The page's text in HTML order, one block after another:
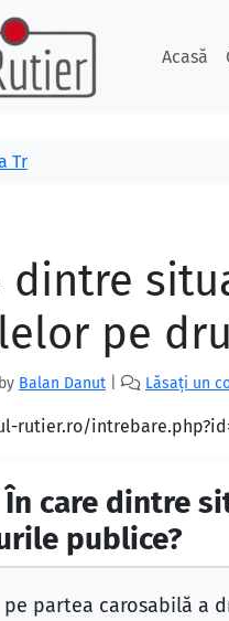
Acasă
Tr
dintre
pe
by Balan Danut Lăsați un
rutier.ro/
În care dintre
publice?
pe partea carosabilă a